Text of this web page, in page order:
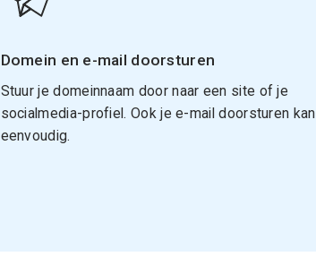
Domein en e-mail doorsturen
Stuur je domeinnaam door naar een site of je
socialmedia-profiel. Ook je e-mail doorsturen kan
eenvoudig.